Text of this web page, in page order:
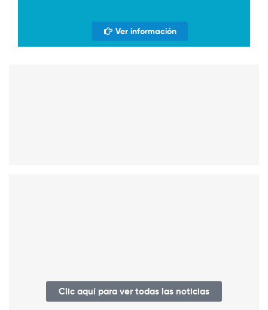
Ver información
Clic aquí para ver todas las noticias